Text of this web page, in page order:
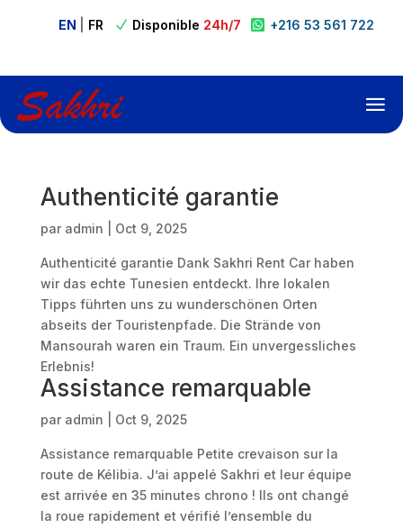
EN FR N Disponible 24h/7  +216 53 561 722
Authenticité garantie
par admin Oct 9, 2025
Authenticité garantie Dank Sakhri Rent Car haben
wir das echte Tunesien entdeckt. Ihre lokalen
Tipps führten uns zu wunderschönen Orten
abseits der Touristenpfade. Die Strände von
Mansourah waren ein Traum. Ein unvergessliches
Erlebnis!
Assistance remarquable
par admin Oct 9, 2025
Assistance remarquable Petite crevaison sur la
route de Kélibia. J’ai appelé Sakhri et leur équipe
est arrivée en 35 minutes chrono ! Ils ont changé
la roue rapidement et vérifié l’ensemble du